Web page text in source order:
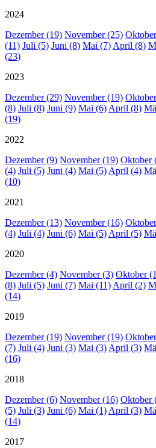
2024
Dezember (19) November (25)
(11) Juli (5) Juni (8) Mai (7)April (8)
(23)
2023
Dezember (29) November (19)
(8) Juli (8) Juni (9) Mai (6)April (8)
(19)
2022
Dezember (9) November (19) Oktober
(4) Juli (5) Juni (4) Mai (5)April (4)
(10)
2021
Dezember (13) November (16)
(4) Juli (4) Juni (6) Mai (5)April (5)
2020
Dezember (4) November (3) Oktober
(8) Juli (5) Juni (7) Mai (11)April (2)
(14)
2019
Dezember (19) November (19)
(7) Juli (4) Juni (3) Mai (3)April (3)
(16)
2018
Dezember (6) November (16) Oktober
(5) Juli (3) Juni (6) Mai (1)April (3)
(14)
2017